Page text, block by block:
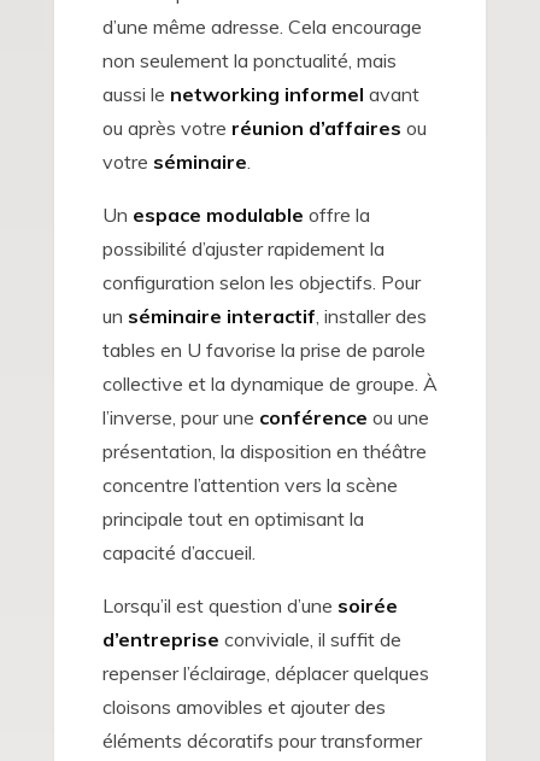
d’une même adresse. Cela encourage
non seulement la ponctualité, mais
aussi le networking informel avant
ou après votre réunion d’affaires ou
votre séminaire.
Un espace modulable offre la
possibilité d’ajuster rapidement la
configuration selon les objectifs. Pour
un séminaire interactif, installer des
tables en U favorise la prise de parole
collective et la dynamique de groupe. À
l’inverse, pour une conférence ou une
présentation, la disposition en théâtre
concentre l’attention vers la scène
principale tout en optimisant la
capacité d’accueil.
Lorsqu’il est question d’une soirée
d’entreprise conviviale, il suffit de
repenser l’éclairage, déplacer quelques
cloisons amovibles et ajouter des
éléments décoratifs pour transformer